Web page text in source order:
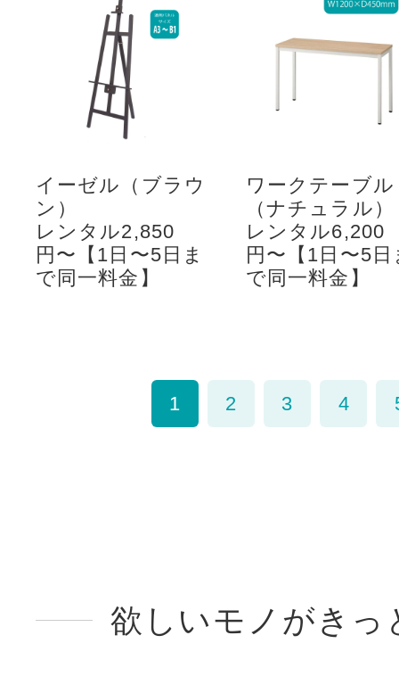
イーゼル（ブラウ
ン）
レンタル2,850
円〜【1日〜5日ま
で同一料金】
ワークテーブル
（ナチュラル）
レンタル6,200
円〜【1日〜5日
で同一料金】
1 2 3 4
欲しいモノがきっ